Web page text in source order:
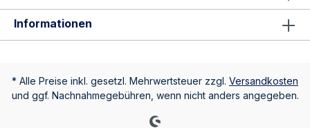
Informationen
* Alle Preise inkl. gesetzl. Mehrwertsteuer zzgl. Versandkosten
und ggf. Nachnahmegebühren, wenn nicht anders angegeben.